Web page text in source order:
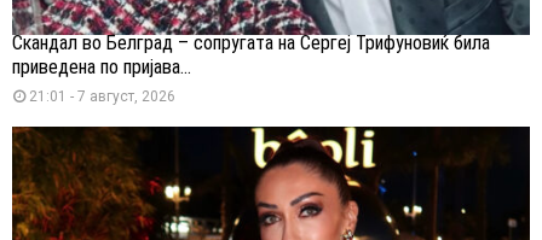
Скандал во Белград – сопругата на Сергеј Трифуновиќ била
приведена по пријава...
21:01 - 7 август, 2026